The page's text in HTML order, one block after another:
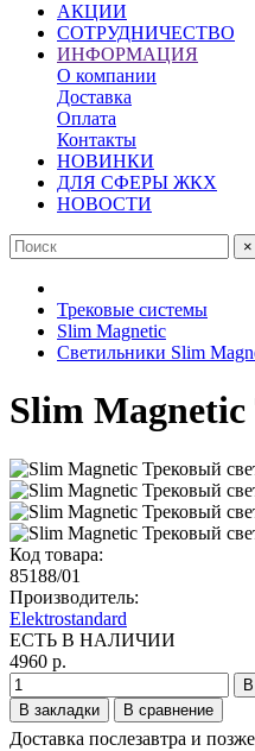
АКЦИИ
СОТРУДНИЧЕСТВО
ИНФОРМАЦИЯ
О компании
Доставка
Оплата
Контакты
НОВИНКИ
ДЛЯ СФЕРЫ ЖКХ
НОВОСТИ
×
Трековые системы
Slim Magnetic
Светильники Slim
Slim
Код товара:
85188/01
Производитель:
Elektrostandard
ЕСТЬ В НАЛИЧИИ
4960 р.
В закладки
В сравнение
Доставка послезавтра и